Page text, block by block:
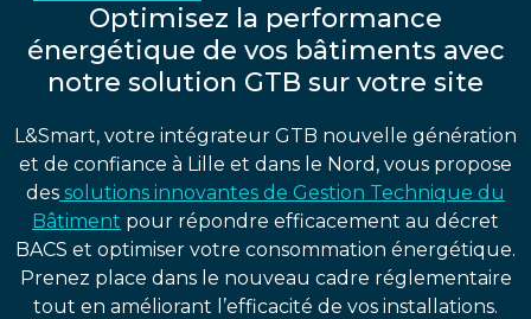
Optimisez la performance
énergétique de vos bâtiments avec
notre solution GTB sur votre site
L&Smart, votre intégrateur GTB nouvelle génération
et de confiance à Lille et dans le Nord, vous propose
des solutions innovantes de Gestion Technique du
Bâtiment pour répondre efficacement au décret
BACS et optimiser votre consommation énergétique.
Prenez place dans le nouveau cadre réglementaire
tout en améliorant l’efficacité de vos installations.